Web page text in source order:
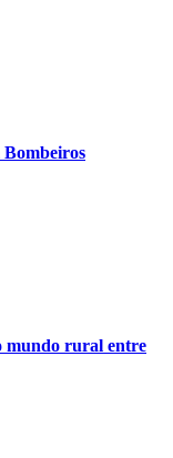
mundo rural entre